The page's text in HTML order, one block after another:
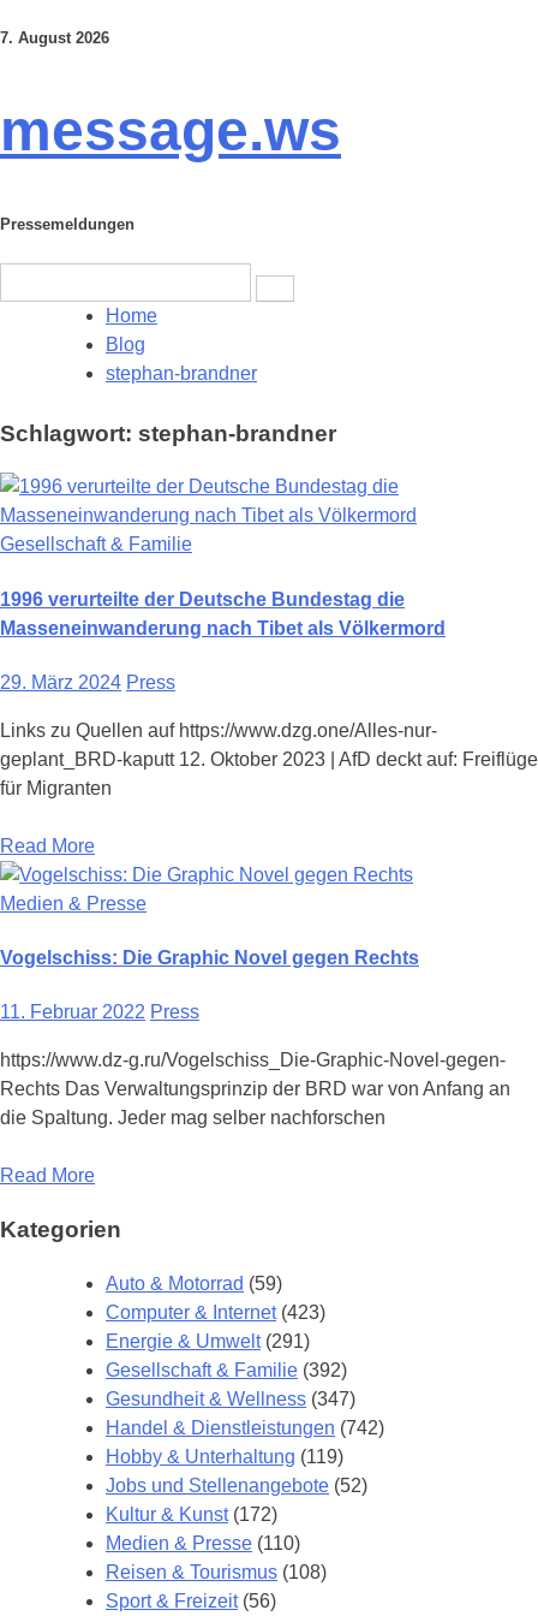
Skip
7. August 2026
message.ws
Pressemeldungen
for:
Home
Blog
stephan-brandner
Schlagwort: stephan-brandner
Gesellschaft & Familie
1996 verurteilte der Deutsche Bundestag die
Masseneinwanderung nach Tibet als Völkermord
29. März 2024 Press
Links zu Quellen auf https://www.dzg.one/Alles-nur-
geplant_BRD-kaputt 12. Oktober 2023 | AfD deckt auf: Freiflüge
für Migranten
Read More
Medien & Presse
Vogelschiss: Die Graphic Novel gegen Rechts
11. Februar 2022 Press
https://www.dz-g.ru/Vogelschiss_Die-Graphic-Novel-gegen-
Rechts Das Verwaltungsprinzip der BRD war von Anfang an
die Spaltung. Jeder mag selber nachforschen
Read More
Kategorien
Auto & Motorrad (59)
Computer & Internet(423)
Energie & Umwelt(291)
Gesellschaft & Familie (392)
Gesundheit & Wellness (347)
Handel & Dienstleistungen (742)
Hobby & Unterhaltung (119)
Jobs und Stellenangebote (52)
Kultur & Kunst(172)
Medien & Presse (110)
Reisen & Tourismus (108)
Sport & Freizeit(56)